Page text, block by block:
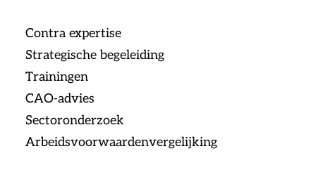
Contra expertise
Strategische begeleiding
Trainingen
CAO-advies
Sectoronderzoek
Arbeidsvoorwaardenvergelijking